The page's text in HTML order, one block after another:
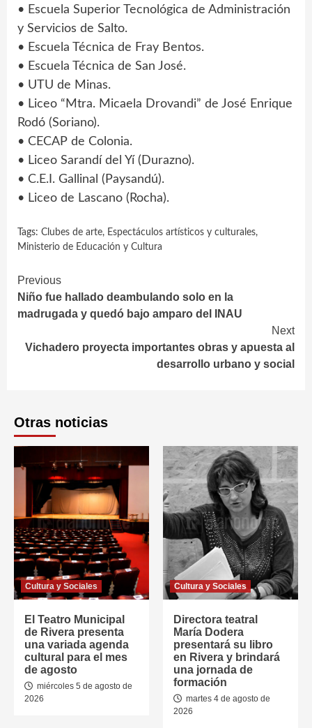
• Escuela Superior Tecnológica de Administración
y Servicios de Salto.
• Escuela Técnica de Fray Bentos.
• Escuela Técnica de San José.
• UTU de Minas.
• Liceo “Mtra. Micaela Drovandi” de José Enrique
Rodó (Soriano).
• CECAP de Colonia.
• Liceo Sarandí del Yí (Durazno).
• C.E.I. Gallinal (Paysandú).
• Liceo de Lascano (Rocha).
Tags: Clubes de arte, Espectáculos artísticos y culturales,
Ministerio de Educación y Cultura
Continue
Reading
Previous
Niño fue hallado deambulando solo en la
madrugada y quedó bajo amparo del INAU
Next
Vichadero proyecta importantes obras y apuesta al
desarrollo urbano y social
Otras noticias
Cultura y Sociales
El Teatro Municipal
de Rivera presenta
una variada agenda
cultural para el mes
de agosto
miércoles 5 de agosto de
2026
Cultura y Sociales
Directora teatral
María Dodera
presentará su libro
en Rivera y brindará
una jornada de
formación
martes 4 de agosto de
2026